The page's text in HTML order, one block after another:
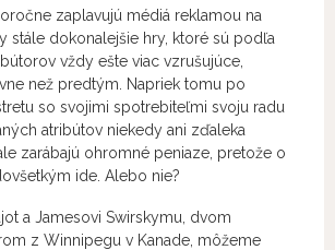
zaplavujú médiá reklamou na
stále dokonalejšie hry, ktoré sú podľa
vždy ešte viac vzrušujúce,
než predtým. Napriek tomu po
so svojimi spotrebiteľmi svoju radu
atribútov niekedy ani zďaleka
zarábajú ohromné ​​peniaze, pretože o
ide. Alebo nie?
a Jamesovi Swirskymu, dvom
z Winnipegu v Kanade, môžeme